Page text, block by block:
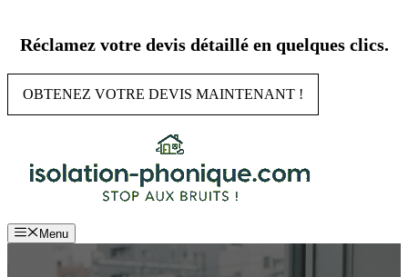
contenu
Réclamez votre devis détaillé en quelques clics.
OBTENEZ VOTRE DEVIS MAINTENANT !
Menu